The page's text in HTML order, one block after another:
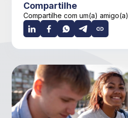
Compartilhe
Compartilhe com um(a) amigo(a)